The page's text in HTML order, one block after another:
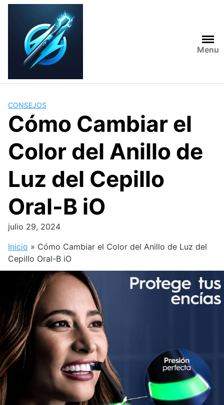
Skip
content
Menu
CONSEJOS
Cómo Cambiar el
Color del Anillo de
Luz del Cepillo
Oral-B iO
julio 29, 2024
Inicio » Cómo Cambiar el Color del Anillo de Luz del
Cepillo Oral-B iO